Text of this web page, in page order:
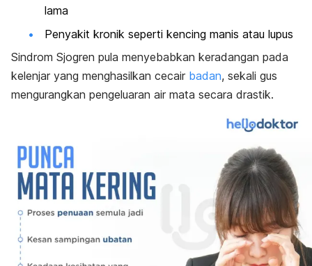
lama
Penyakit kronik seperti kencing manis atau lupus
Sindrom Sjogren pula menyebabkan keradangan pada
kelenjar yang menghasilkan cecair badan, sekali gus
mengurangkan pengeluaran air mata secara drastik.